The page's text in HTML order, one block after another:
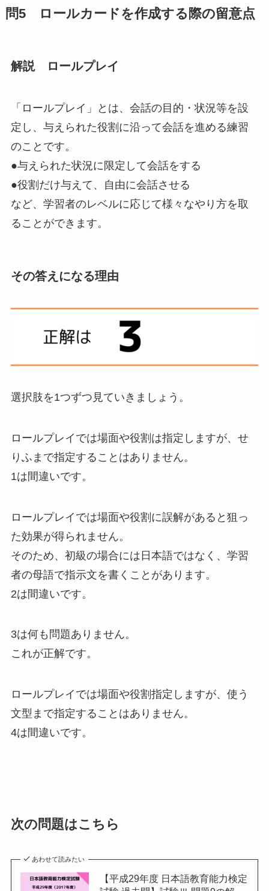
問5 ロールカードを作成する際の留意点
解説 ロールプレイ
「ロールプレイ」 とは、 会話の目的・状況等を設
定し、与えられた役割に沿って会話を進める練習
のことです。
●与えられた状況に限定して会話をする
●役割だけ与えて、自由に会話させる
など、学習者のレベルに応じて様々なやり方を取
ることができます。
その答えになる理由
選択肢を1つずつ見ていきましょう。
ロールプレイでは場面や役割は指定しますが、せ
りふまで指定することはありません。
1は間違いです。
ロールプレイでは場面や役割に誤解があると狙っ
た効果が得られません。
そのため、初級の場合には日本語ではなく、学習
者の母語で指示文を書くことがあります。
2は間違いです。
3は何も問題ありません。
これが正解です。
ロールプレイでは場面や役割指定しますが、使う
文型まで指定することはありません。
4は間違いです。
次の問題はこちら
あわせて読みたい
【平成29年度 日本語教育能力検定